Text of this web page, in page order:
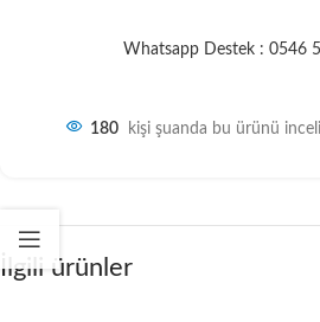
Whatsapp Destek : 0546
180 kişi şuanda bu ürünü
İlgili ürünler